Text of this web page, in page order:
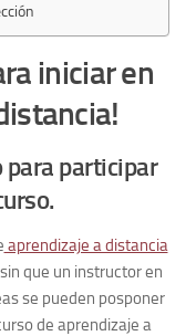
iniciar en
para participar
aprendizaje a distancia
que un instructor en
se pueden posponer
de aprendizaje a